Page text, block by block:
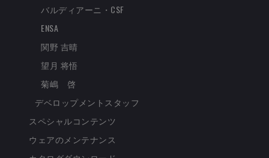
バルディアーニ・CSF
ENSA
関野 吉晴
望月 将悟
菊嶋 啓
デベロップメントスタッフ
スペシャルコンテンツ
ウェアのメンテナンス